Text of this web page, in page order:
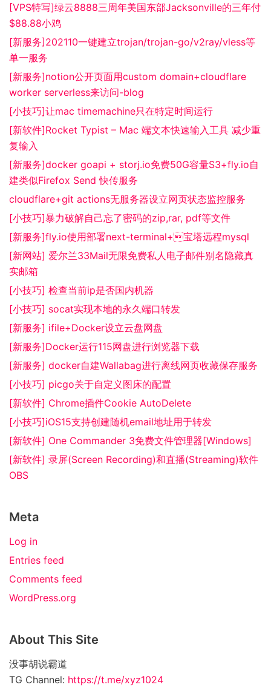
[VPS特写]绿云8888三周年美国东部Jacksonville的三年付
$88.88小鸡
[新服务]202110一键建立trojan/trojan-go/v2ray/vless等
单一服务
[新服务]notion公开页面用custom domain+cloudflare
worker serverless来访问-blog
[小技巧]让mac timemachine只在特定时间运行
[新软件]Rocket Typist – Mac 端文本快速输入工具 减少重
复输入
[新服务]docker goapi + storj.io免费50G容量S3+fly.io自
建类似Firefox Send 快传服务
cloudflare+git actions无服务器设立网页状态监控服务
[小技巧]暴力破解自己忘了密码的zip,rar, pdf等文件
[新服务]fly.io使用部署next-terminal+宝塔远程mysql
[新网站] 爱尔兰33Mail无限免费私人电子邮件别名隐藏真
实邮箱
[小技巧] 检查当前ip是否国内机器
[小技巧] socat实现本地的永久端口转发
[新服务] ifile+Docker设立云盘网盘
[新服务]Docker运行115网盘进行浏览器下载
[新服务] docker自建Wallabag进行离线网页收藏保存服务
[小技巧] picgo关于自定义图床的配置
[新软件] Chrome插件Cookie AutoDelete
[小技巧]iOS15支持创建随机email地址用于转发
[新软件] One Commander 3免费文件管理器[Windows]
[新软件] 录屏(Screen Recording)和直播(Streaming)软件
OBS
Meta
Log in
Entries feed
Comments feed
WordPress.org
About This Site
没事胡说霸道
TG Channel: https://t.me/xyz1024